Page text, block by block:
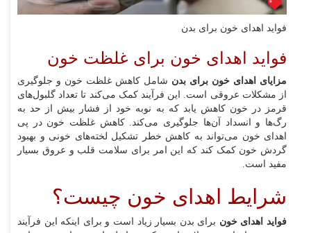
فواید اهدای خون برای بدن
فواید اهدای خون برای غلظت خون
مزایای اهدای خون برای بدن شامل کاهش غلظت خون و جلوگیری
از مشکلات عروقی است. این فرآیند کمک می‌کند تا تعداد گلبول‌های
قرمز در خون کاهش یابد که به نوبه خود از فشار بیش از حد به
رگ‌ها و انسداد آن‌ها جلوگیری می‌کند. کاهش غلظت خون در پی
اهدای خون می‌تواند به کاهش خطر تشکیل لخته‌های خونی و بهبود
گردش خون کمک کند که این امر برای سلامت قلب و عروق بسیار
مفید است.
شرایط اهدای خون چیست؟
فواید اهدای خون برای بدن بسیار زیاد است و برای اینکه این فرآیند